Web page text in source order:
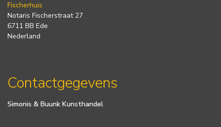
Fischerhuis
Notaris Fischerstraat 27
6711 BB Ede
Nederland
Contactgegevens
Simonis & Buunk Kunsthandel